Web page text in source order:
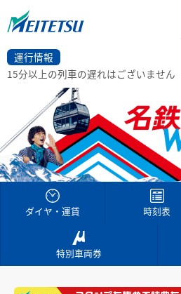
運行情報
電車のご利用案内
電車のご利用案内トップ
ダイヤ・運賃
特別車チケットレスサービス
でんしゃ旅・おトクなきっぷ
ハイキング・巡拝
ハイキング・巡拝トップ
電車沿線ハイキング
沿線情報
English
簡体中文
繁体中文
한국어
ภาษาไทย
運行情報
15分以上の列車の遅れはございません
ダイヤ・運賃 時刻表
特別車両券